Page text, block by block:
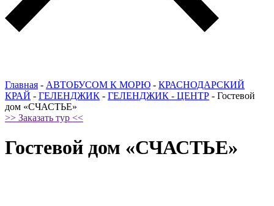
Главная - АВТОБУСОМ К МОРЮ - КРАСНОДАРСКИЙ
КРАЙ - ГЕЛЕНДЖИК - ГЕЛЕНДЖИК - ЦЕНТР - Гостевой
дом «СЧАСТЬЕ»
>> Заказать тур <<
Гостевой дом «СЧАСТЬЕ»